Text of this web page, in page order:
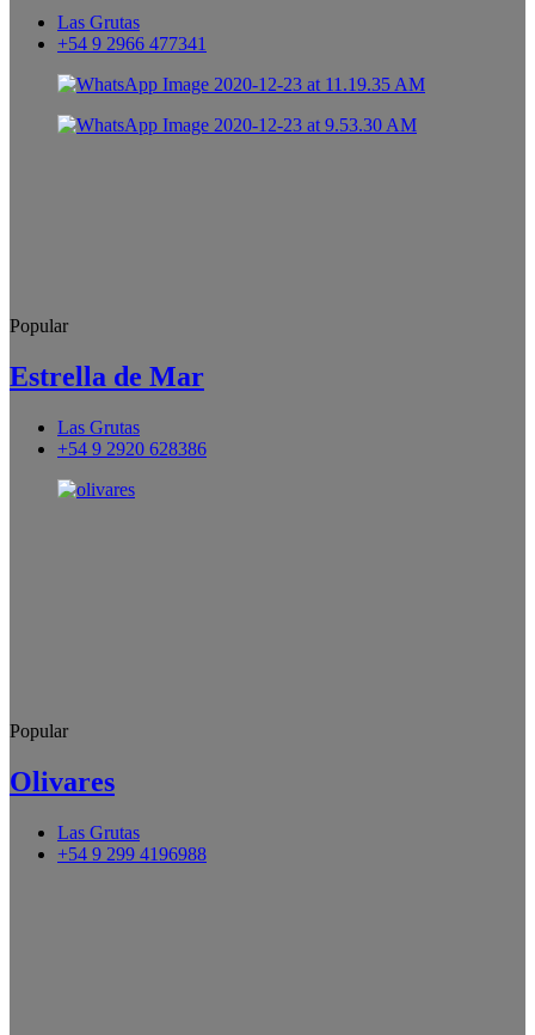
Las Grutas
+54 9 2966 477341
Popular
Estrella de Mar
Las Grutas
+54 9 2920 628386
Popular
Olivares
Las Grutas
+54 9 299 4196988